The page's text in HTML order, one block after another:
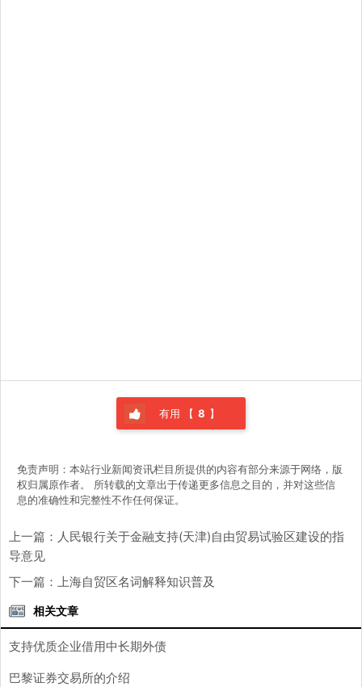
有用 【 8 】
免责声明：本站行业新闻资讯栏目所提供的内容有部分来源于网络，版
权归属原作者。 所转载的文章出于传递更多信息之目的，并对这些信
息的准确性和完整性不作任何保证。
上一篇： 人民银行关于金融支持(天津)自由贸易试验区建设的指
导意见
下一篇： 上海自贸区名词解释知识普及
相关文章
支持优质企业借用中长期外债
巴黎证券交易所的介绍